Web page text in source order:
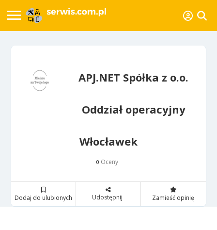
APJ.NET Spółka z o.o.
Oddział operacyjny
Włocławek
0 Oceny
Dodaj do ulubionych Udostępnij Zamieść opinię